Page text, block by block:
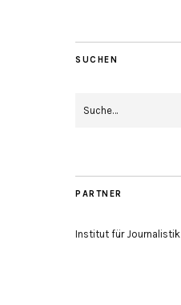
SUCHEN
PARTNER
Institut für Journalistik